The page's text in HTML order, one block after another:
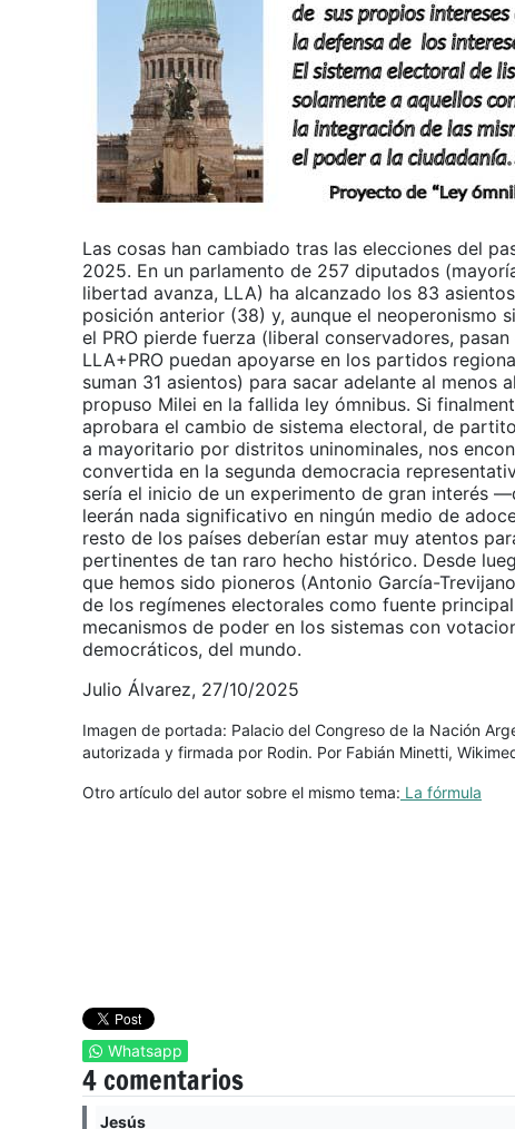
Las cosas han cambiado tras las elecciones del
2025. En un parlamento de 257 diputados
libertad avanza, LLA) ha alcanzado los 83
posición anterior (38) y, aunque el neoperonismo
el PRO pierde fuerza (liberal conservadores,
LLA+PRO puedan apoyarse en los partidos
suman 31 asientos) para sacar adelante al menos
propuso Milei en la fallida ley ómnibus. Si
aprobara el cambio de sistema electoral, de
a mayoritario por distritos uninominales, nos
convertida en la segunda democracia
sería el inicio de un experimento de gran interés
leerán nada significativo en ningún medio de
resto de los países deberían estar muy atentos
pertinentes de tan raro hecho histórico. Desde
que hemos sido pioneros (Antonio García-
de los regímenes electorales como fuente
mecanismos de poder en los sistemas con
democráticos, del mundo.
Julio Álvarez, 27/10/2025
Imagen de portada: Palacio del Congreso de la Nación
autorizada y firmada por Rodin. Por Fabián Minetti,
Otro artículo del autor sobre el mismo tema: La fórmula
Whatsapp
4 comentarios
Jesús